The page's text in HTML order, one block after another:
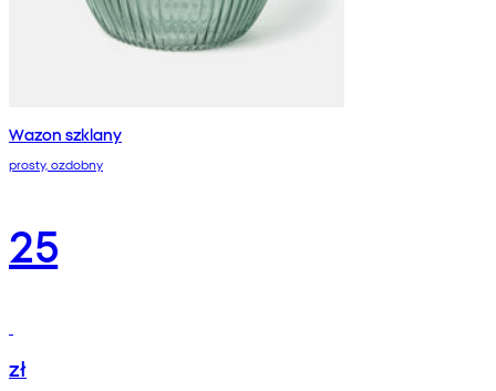
Wazon szklany
prosty, ozdobny
25
zł